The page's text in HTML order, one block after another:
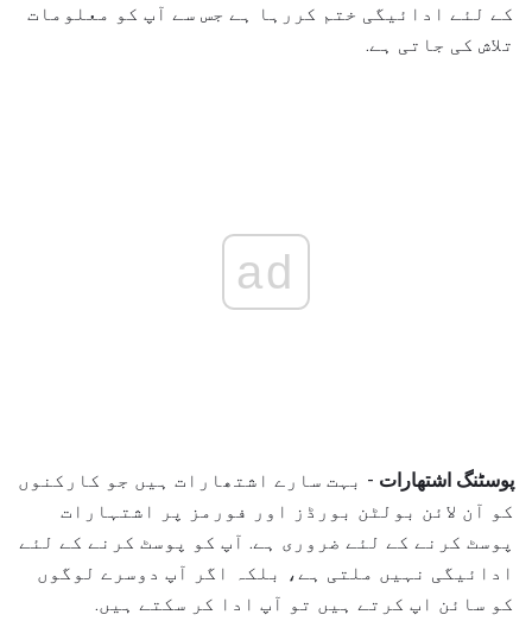
کے لئے ادائیگی ختم کررہا ہے جس سے آپ کو معلومات
تلاش کی جاتی ہے.
ad
پوسٹنگ اشتھارات - بہت سارے اشتھارات ہیں جو کارکنوں
کو آن لائن بولٹن بورڈز اور فورمز پر اشتہارات
پوسٹ کرنے کے لئے ضروری ہے. آپ کو پوسٹ کرنے کے لئے
ادائیگی نہیں ملتی ہے، بلکہ اگر آپ دوسرے لوگوں
کو سائن اپ کرتے ہیں تو آپ ادا کر سکتے ہیں.